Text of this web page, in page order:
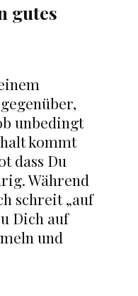
gutes
unbedingt
kommt
dass Du
Während
schreit „auf
Dich auf
und